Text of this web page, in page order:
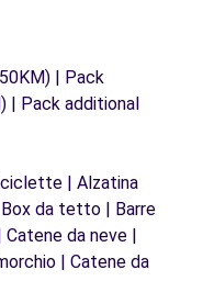
| Pack
| Pack additional
| Alzatina
da tetto | Barre
da neve |
| Catene da